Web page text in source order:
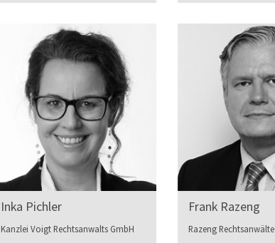
Inka Pichler
Kanzlei Voigt Rechtsanwalts GmbH
Frank Razeng
Razeng Rechtsanwälte